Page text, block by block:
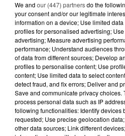
TAXÉS...
6 août 2026
CANICULE :
BOUTEILLES
5 août 2026
MANGER
PLUS CHER
ALERTE
We and our (447) partnersdo the
your consent and/or our legitimate
information on a device; Use limited
profiles for personalised advertising;
advertising; Measure advertising
performance; Understand audiences
of data from different sources; Develop
profiles to personalise content; Use
content; Use limited data to select
detect fraud, and fix errors; Deliver and
Save and communicate privacy choices.
process personal data such as IP
following functionalities: Identify devices
requested; Use precise geolocation
other data sources; Link different